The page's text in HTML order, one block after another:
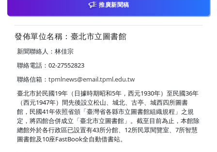
推廣新聞稿
發佈單位名稱：臺北市立圖書館
新聞聯絡人：林佳宗
聯絡電話：02-27552823
聯絡信箱： tpmlnews@email.tpml.edu.tw
臺北市於民國19年（日據時期昭和5年，西元1930年）至民國36年
（西元1947年）間先後設立松山、城北、古亭、城西四所圖書
館，民國41年依照省頒「臺灣省各縣市立圖書館組織規程」之規
定，將四館合併成立「臺北市立圖書館」。截至目前為止，本館除
總館外於各行政區已設置有43所分館、12所民眾閱覽室、7所智慧
圖書館及10座FastBook全自動借書站。